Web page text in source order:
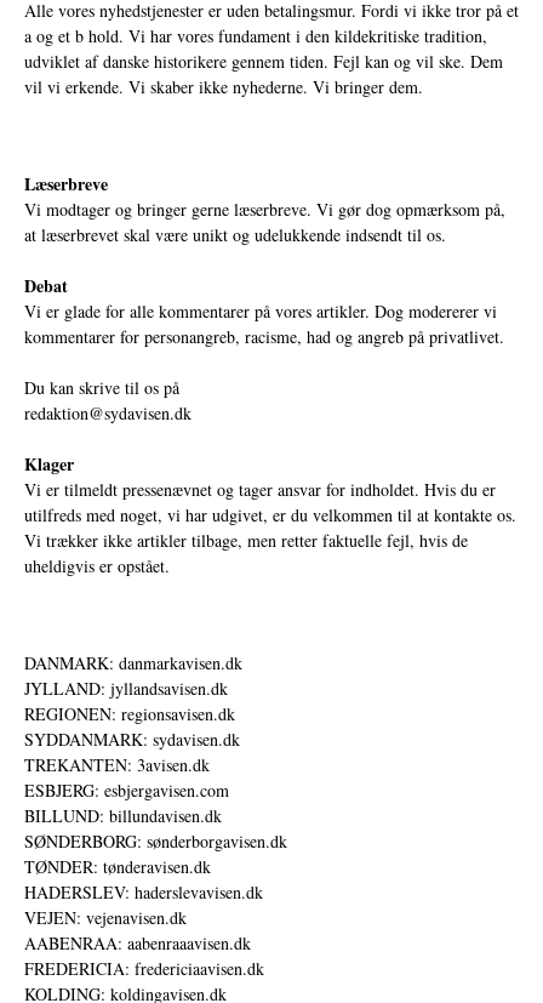
Alle vores nyhedstjenester er uden betalingsmur. Fordi vi ikke tror på et
a og et b hold. Vi har vores fundament i den kildekritiske tradition,
udviklet af danske historikere gennem tiden. Fejl kan og vil ske. Dem
vil vi erkende. Vi skaber ikke nyhederne. Vi bringer dem.
Læserbreve
Vi modtager og bringer gerne læserbreve. Vi gør dog opmærksom på,
at læserbrevet skal være unikt og udelukkende indsendt til os.
Debat
Vi er glade for alle kommentarer på vores artikler. Dog modererer vi
kommentarer for personangreb, racisme, had og angreb på privatlivet.
Du kan skrive til os på
redaktion@sydavisen.dk
Klager
Vi er tilmeldt pressenævnet og tager ansvar for indholdet. Hvis du er
utilfreds med noget, vi har udgivet, er du velkommen til at kontakte os.
Vi trækker ikke artikler tilbage, men retter faktuelle fejl, hvis de
uheldigvis er opstået.
DANMARK: danmarkavisen.dk
JYLLAND: jyllandsavisen.dk
REGIONEN: regionsavisen.dk
SYDDANMARK: sydavisen.dk
TREKANTEN: 3avisen.dk
ESBJERG: esbjergavisen.com
BILLUND: billundavisen.dk
SØNDERBORG: sønderborgavisen.dk
TØNDER: tønderavisen.dk
HADERSLEV: haderslevavisen.dk
VEJEN: vejenavisen.dk
AABENRAA: aabenraaavisen.dk
FREDERICIA: fredericiaavisen.dk
KOLDING: koldingavisen.dk